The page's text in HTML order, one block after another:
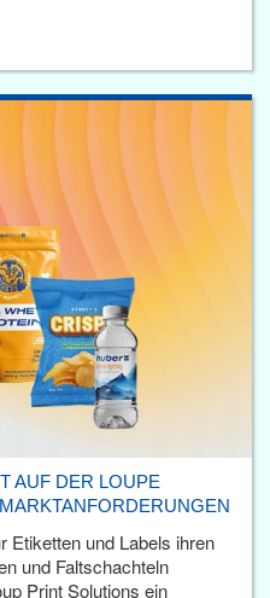
AUF DER LOUPE
Etiketten und Labels ihren
und Faltschachteln
Print Solutions ein